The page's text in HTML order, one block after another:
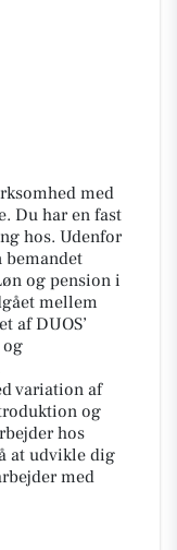
med
Du har en fast
hos. Udenfor
bemandet
og pension i
mellem
af DUOS’
og
variation af
og
hos
at udvikle dig
med